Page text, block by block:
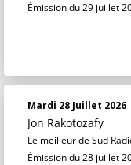
Émission du 29 juillet
Mardi 28 Juillet 2026
Jon Rakotozafy
Le meilleur de Sud
Émission du 28 juillet